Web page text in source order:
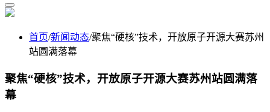
首页/新闻动态/聚焦“硬核”技术，开放原子开源大赛苏州
站圆满落幕
聚焦“硬核”技术，开放原子开源大赛苏州站圆满落
幕